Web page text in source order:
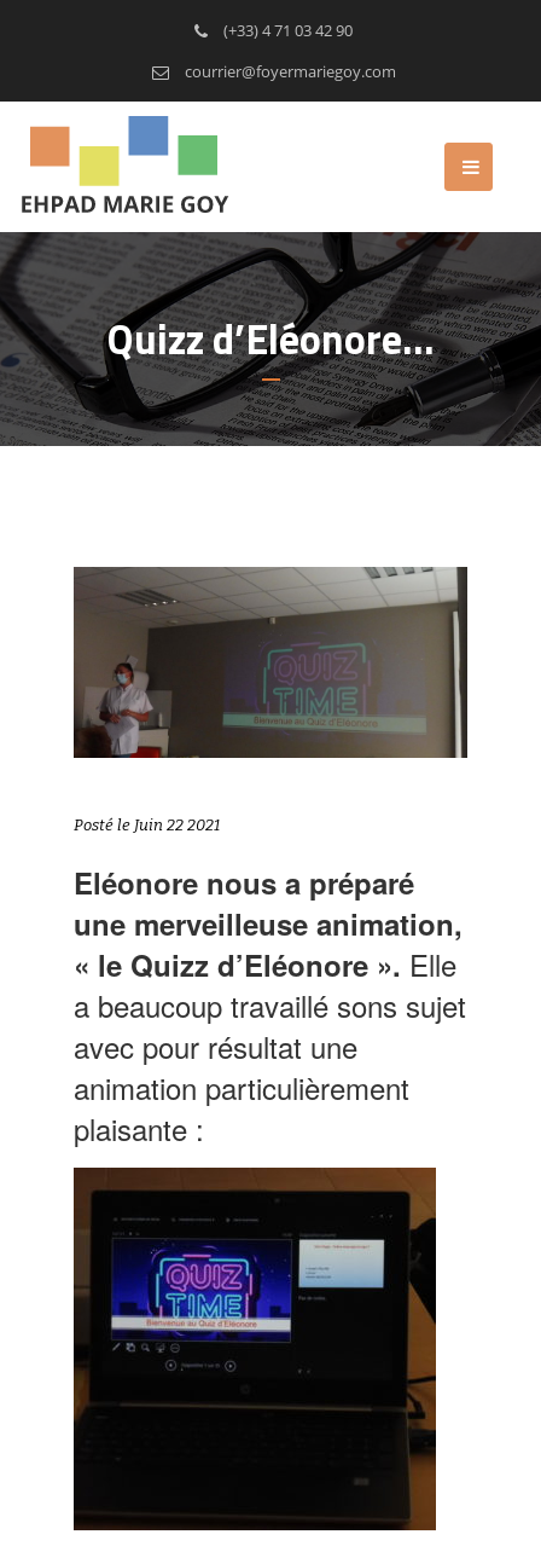
(+33) 4 71 03 42 90
courrier@foyermariegoy.com
Quizz d’Eléonore…
Posté le Juin 22 2021
Eléonore nous a préparé
une merveilleuse animation,
« le Quizz d’Eléonore ». Elle
a beaucoup travaillé sons sujet
avec pour résultat une
animation particulièrement
plaisante :